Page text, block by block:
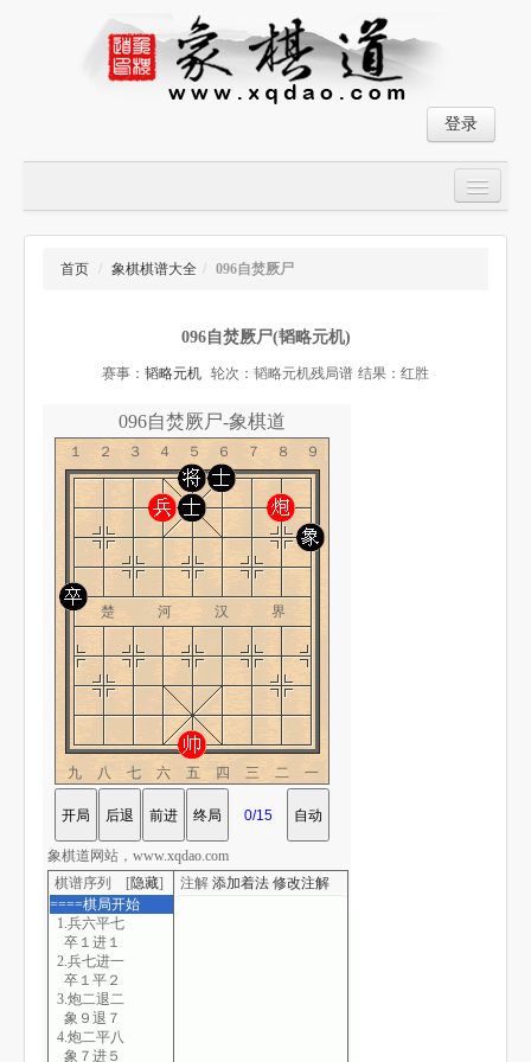
登录
大师对局
象棋小游戏
首页 / 象棋棋谱大全 / 096自焚厥尸
096自焚厥尸(韬略元机)
赛事： 韬略元机 轮次：韬略元机残局谱 结果：红胜
096自焚厥尸-象棋道
１２３４５６７８９
楚 河 汉 界
九八七六五四三二一
棋谱序列 [隐藏]
====棋局开始
1.兵六平七
卒１进１
2.兵七进一
卒１平２
3.炮二退二
象９退７
4.炮二平八
象７进５
注解 添加着法 修改注解
象棋道网站，www.xqdao.com